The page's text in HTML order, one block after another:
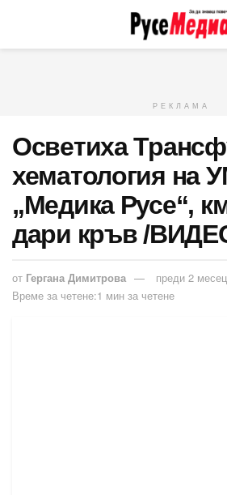
РЕКЛАМА
Осветиха
хематология на
„Медика Русе“,
дари кръв /
от Гергана Димитрова
преди 2
Време за четене:1 мин за четене